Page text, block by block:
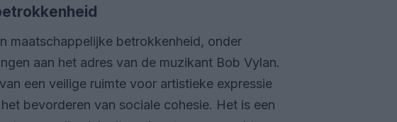
maatschappelijke betrokkenheid, onder
aan het adres van de muzikant Bob Vylan.
een veilige ruimte voor artistieke expressie
bevorderen van sociale cohesie. Het is een